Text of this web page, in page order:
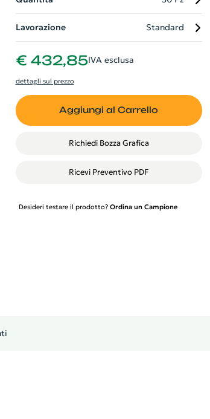
Lavorazione Standard
€ 432,85IVA esclusa
dettagli sul prezzo
Aggiungi al Carrello
Richiedi Bozza Grafica
Ricevi Preventivo PDF
Desideri testare il prodotto? Ordina un Campione